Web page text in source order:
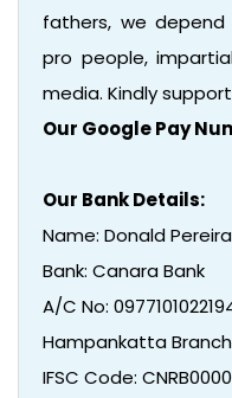
fathers, we
pro people,
media. Kindly
Our Google Pay
Our Bank Details:
Name: Donald Pereira
Bank: Canara Bank
A/C No:
Hampankatta
IFSC Code: